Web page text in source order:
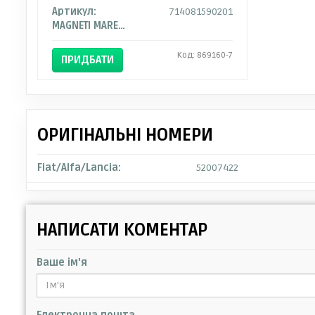
Артикул:
714081590201
MAGNETI MARELLI
ПРИДБАТИ Код: 869160-7
ОРИГІНАЛЬНІ НОМЕРИ
Fiat/Alfa/Lancia: 52007422
НАПИСАТИ КОМЕНТАР
Ваше ім'я